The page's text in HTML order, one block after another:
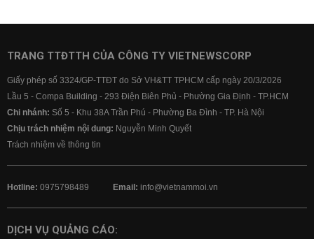
TRANG TTĐTTH CỦA CÔNG TY VIETNEWSCORP
Giấy phép số 3324/GP-TTĐT do Sở VH&TT TPHCM cấp ngày 20/3/2026
Lầu 5 - Compa Building - 293 Điện Biên Phủ - Phường Gia Định - TP.HCM
Chi nhánh: Số 5 - Khu 38A Trần Phú - Phường Ba Đình - TP. Hà Nội
Chịu trách nhiệm nội dung: Nguyễn Minh Quyết
Trách nhiệm về thông tin
Hotline: 0975798489 Email: info@vietnammoi.vn
DỊCH VỤ QUẢNG CÁO: